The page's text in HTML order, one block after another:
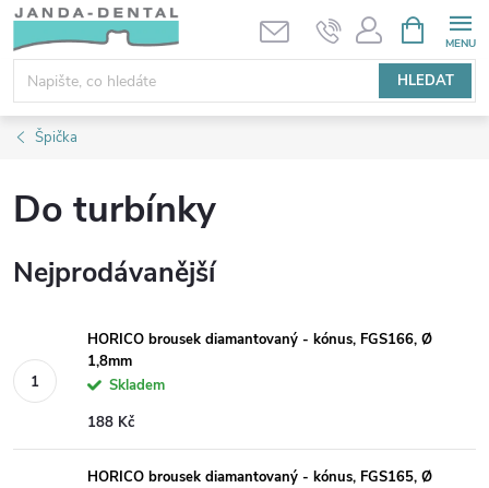
Přejít
obsah
HLEDAT
NÁKUPNÍ
KOŠÍK
Špička
Do turbínky
Nejprodávanější
HORICO brousek diamantovaný - kónus, FGS166, Ø
1,8mm
Skladem
188 Kč
HORICO brousek diamantovaný - kónus, FGS165, Ø